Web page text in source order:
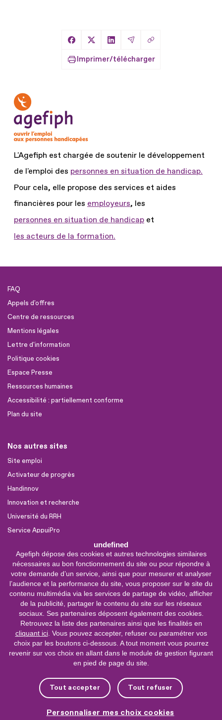
undefined
Agefiph dépose des cookies et autres technologies similaires
nécessaires au bon fonctionnement du site ou pour répondre à
votre demande d’un service, ainsi que pour mesurer et analyser
l’audience et la performance du site, vous proposer sur le site du
contenu multimédia via les services de partage de vidéo, afficher
de la publicité, partager le contenu du site sur les réseaux
sociaux. Ses partenaires déposent également des cookies.
Retrouvez la liste des partenaires ainsi que les finalités en
cliquant ici. Vous pouvez accepter, refuser ou paramétrer vos
choix par les boutons ci-dessous. A tout moment vous pourrez
revenir sur vos choix en allant dans le module de gestion figurant
en pied de page du site.
Tout accepter Tout refuser
Personnaliser mes choix cookies
Partager sur Facebook
Partager sur X
Partager sur LinkedIn
Partager par Email
Copier le lien
Imprimer/télécharger
L'Agefiph est chargée de soutenir le développement
de l'emploi des personnes en situation de handicap.
Pour cela, elle propose des services et aides
financières pour les employeurs, les
personnes en situation de handicap et
les acteurs de la formation.
FAQ
Appels d'offres
Centre de ressources
Mentions légales
Lettre d'information
Politique cookies
Espace Presse
Ressources humaines
Accessibilité : partiellement conforme
Plan du site
Nos autres sites
Site emploi
Activateur de progrès
Handinnov
Innovation et recherche
Université du RRH
Service AppuiPro
Nous suivre
Youtube
Linkedin
Facebook
0 800 11 10 09
Service &
appel gratuits
Nous contacter
Plateforme de mise en contact LSF